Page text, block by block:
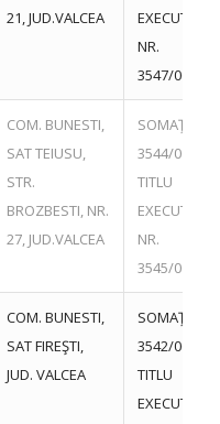
21, JUD.VALCEA
EXECUTORIU
NR.
3547/
COM. BUNESTI,
SAT TEIUSU,
STR.
BROZBESTI, NR.
27, JUD.VALCEA
SOMAŢIE
3544/
TITLU
EXECUTORIU
NR.
3545/
COM. BUNESTI,
SAT FIREŞTI,
JUD. VALCEA
SOMAŢIE
3542/
TITLU
EXECUTORIU